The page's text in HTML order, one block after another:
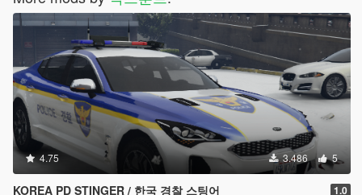
4.75 3.486 5
KOREA PD STINGER / 한국 경찰 스팅어 1.0